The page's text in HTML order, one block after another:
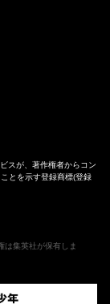
スが、著作権者からコン
とを示す登録商標(登録
は集英社が保有しま